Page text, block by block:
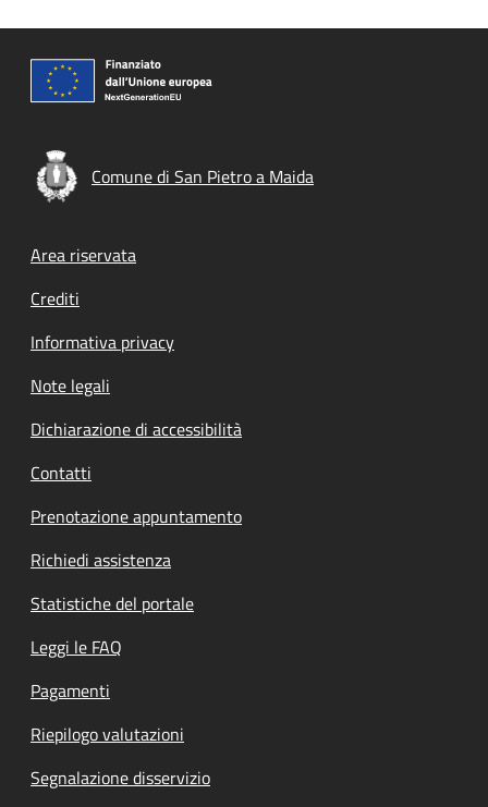
Comune di San Pietro a Maida
Footer menu
Area riservata
Crediti
Informativa privacy
Note legali
Dichiarazione di accessibilità
Contatti
Prenotazione appuntamento
Richiedi assistenza
Statistiche del portale
Leggi le FAQ
Pagamenti
Riepilogo valutazioni
Segnalazione disservizio